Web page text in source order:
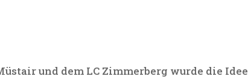
und dem LC Zimmerberg wurde die Idee